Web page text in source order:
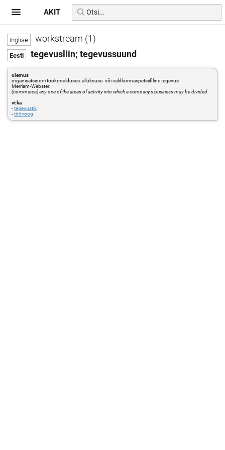
workstream (1)
tegevusliin; tegevussuund
olemus
organisatsiooni töökorralduses: allüksuse- või valdkonnaspetsiifiline tegevus
Merriam-Webster:
(commerce) any one of the areas of activity into which a company’s business may be divided
vt ka
-tegevustik
-töövoog
AKIT